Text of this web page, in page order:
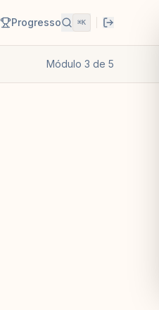
Progresso ⌘K
Módulo 3 de 5